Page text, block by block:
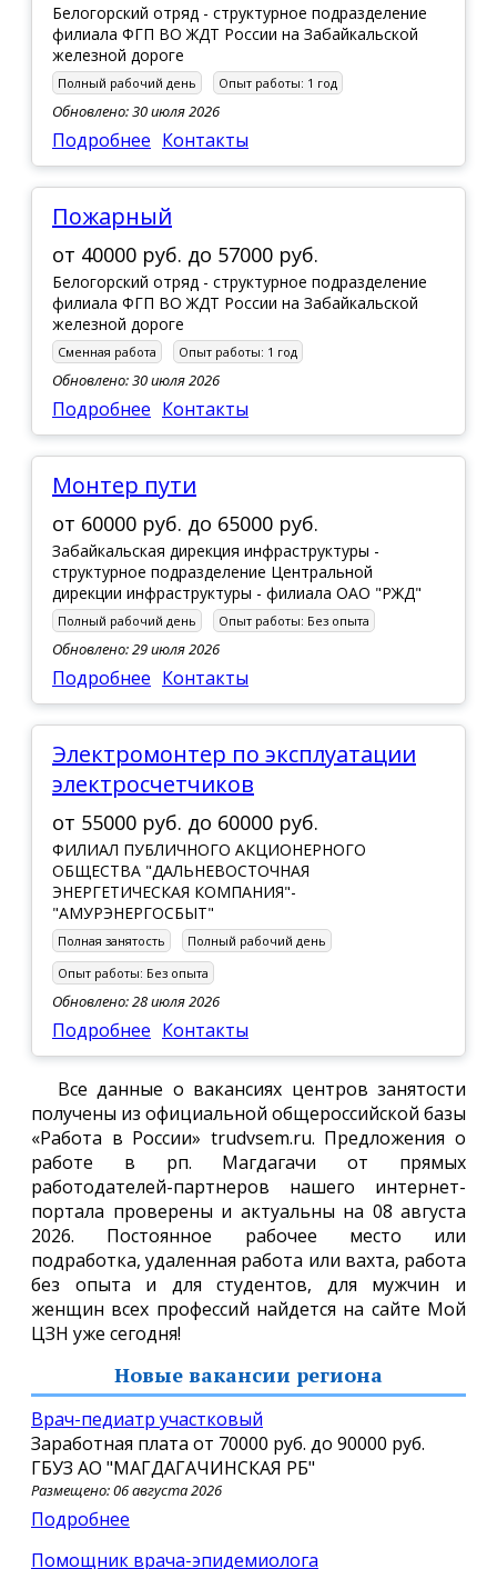
Белогорский отряд - структурное подразделение
филиала ФГП ВО ЖДТ России на Забайкальской
железной дороге
Полный рабочий день Опыт работы: 1 год
Обновлено: 30 июля 2026
Подробнее Контакты
Пожарный
от 40000 руб. до 57000 руб.
Белогорский отряд - структурное подразделение
филиала ФГП ВО ЖДТ России на Забайкальской
железной дороге
Сменная работа Опыт работы: 1 год
Обновлено: 30 июля 2026
Подробнее Контакты
Монтер пути
от 60000 руб. до 65000 руб.
Забайкальская дирекция инфраструктуры -
структурное подразделение Центральной
дирекции инфраструктуры - филиала ОАО "РЖД"
Полный рабочий день Опыт работы: Без опыта
Обновлено: 29 июля 2026
Подробнее Контакты
Электромонтер по эксплуатации
электросчетчиков
от 55000 руб. до 60000 руб.
ФИЛИАЛ ПУБЛИЧНОГО АКЦИОНЕРНОГО
ОБЩЕСТВА "ДАЛЬНЕВОСТОЧНАЯ
ЭНЕРГЕТИЧЕСКАЯ КОМПАНИЯ"-
"АМУРЭНЕРГОСБЫТ"
Полная занятость
Полный рабочий день
Опыт работы: Без опыта
Обновлено: 28 июля 2026
Подробнее Контакты
Все данные о вакансиях центров занятости
получены из официальной общероссийской базы
«Работа в России» trudvsem.ru. Предложения о
работе в рп. Магдагачи от прямых
работодателей-партнеров нашего интернет-
портала проверены и актуальны на 08 августа
2026. Постоянное рабочее место или
подработка, удаленная работа или вахта, работа
без опыта и для студентов, для мужчин и
женщин всех профессий найдется на сайте Мой
ЦЗН уже сегодня!
Новые вакансии региона
Врач-педиатр участковый
Заработная плата от 70000 руб. до 90000 руб.
ГБУЗ АО "МАГДАГАЧИНСКАЯ РБ"
Размещено: 06 августа 2026
Подробнее
Помощник врача-эпидемиолога